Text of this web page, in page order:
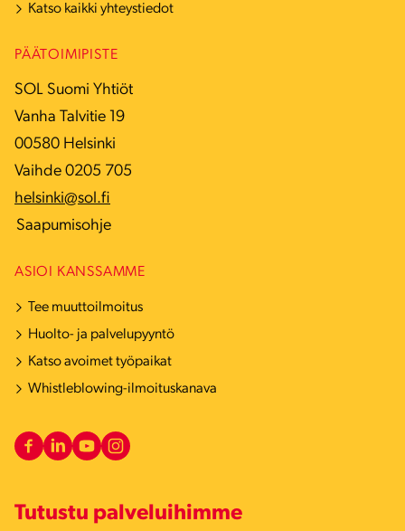
Katso kaikki yhteystiedot
PÄÄTOIMIPISTE
SOL Suomi Yhtiöt
Vanha Talvitie 19
00580 Helsinki
Vaihde 0205 705
helsinki@sol.fi
Saapumisohje
ASIOI KANSSAMME
Tee muuttoilmoitus
Huolto- ja palvelupyyntö
Katso avoimet työpaikat
Whistleblowing-ilmoituskanava
Tutustu palveluihimme